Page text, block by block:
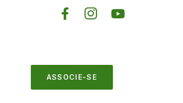
ASSOCIE-SE